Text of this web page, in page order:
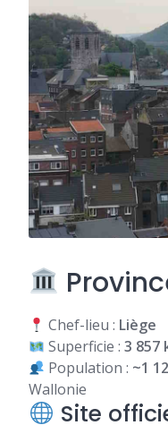
Chef-lieu : Liège
Superficie :3 857
Population : ~1
Wallonie
Site